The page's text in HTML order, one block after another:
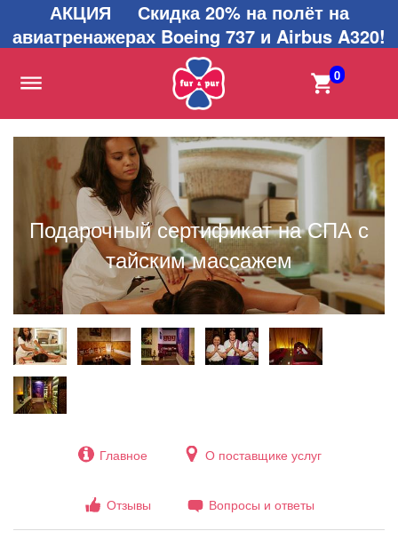
АКЦИЯ Скидка 20% на полёт на
авиатренажерах Boeing 737 и Airbus A320!
0
Подарочный сертификат на СПА с
тайским массажем
Главное О поставщике услуг
Отзывы Вопросы и ответы